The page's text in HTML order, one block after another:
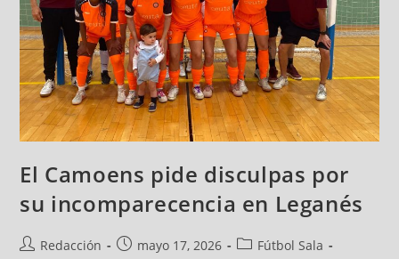
El Camoens pide disculpas por
su incomparecencia en Leganés
Redacción mayo 17, 2026
Fútbol Sala